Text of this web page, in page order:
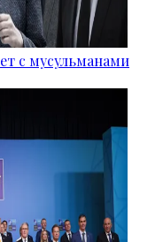
с мусульманами